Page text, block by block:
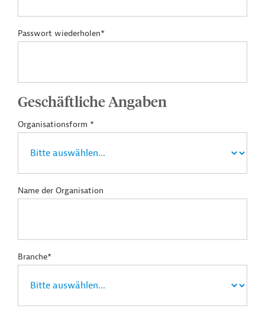
Passwort wiederholen*
Geschäftliche Angaben
Organisationsform *
Name der Organisation
Branche*